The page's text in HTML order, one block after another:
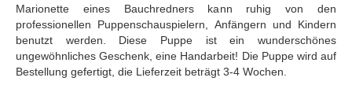
Marionette eines Bauchredners kann ruhig von den
professionellen Puppenschauspielern, Anfängern und Kindern
benutzt werden. Diese Puppe ist ein wunderschönes
ungewöhnliches Geschenk, eine Handarbeit! Die Puppe wird auf
Bestellung gefertigt, die Lieferzeit beträgt 3-4 Wochen.